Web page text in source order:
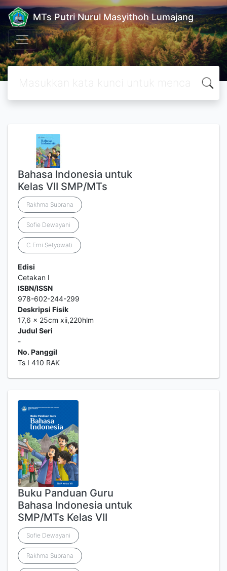
MTs Putri Nurul Masyithoh Lumajang
Bahasa Indonesia untuk
Kelas VII SMP/MTs
Rakhma Subrana
Sofie Dewayani
C.Erni Setyowati
Edisi
Cetakan I
ISBN/ISSN
978-602-244-299
Deskripsi Fisik
17,6 x 25cm xii,220hlm
Judul Seri
-
No. Panggil
Ts I 410 RAK
Buku Panduan Guru
Bahasa Indonesia untuk
SMP/MTs Kelas VII
Sofie Dewayani
Rakhma Subrana